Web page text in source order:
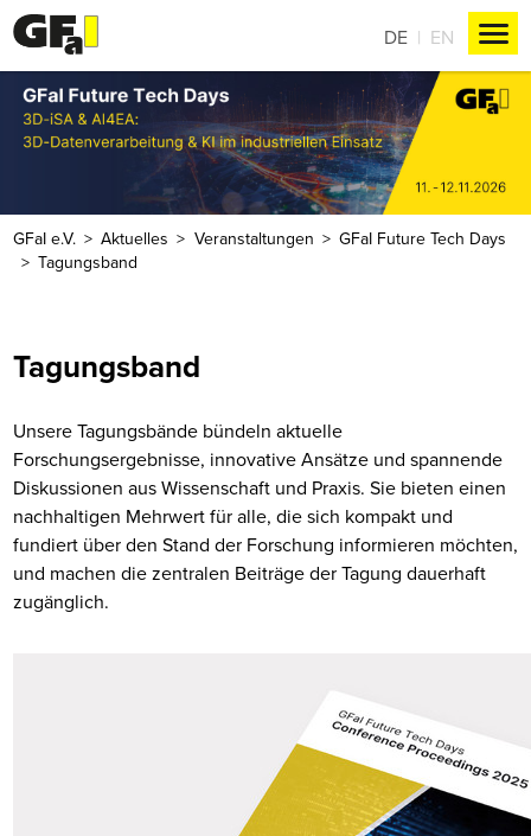
DE EN
GFaI e.V. Aktuelles Veranstaltungen
GFaI Future Tech Days
Tagungsband
Tagungsband
Unsere Tagungsbände bündeln aktuelle
Forschungsergebnisse, innovative Ansätze und spannende
Diskussionen aus Wissenschaft und Praxis. Sie bieten einen
nachhaltigen Mehrwert für alle, die sich kompakt und
fundiert über den Stand der Forschung informieren möchten,
und machen die zentralen Beiträge der Tagung dauerhaft
zugänglich.